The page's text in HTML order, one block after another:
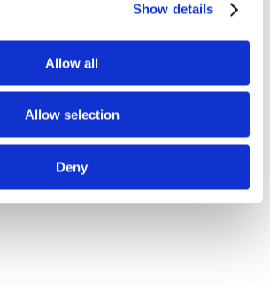
Show details
Allow all
Allow selection
Deny